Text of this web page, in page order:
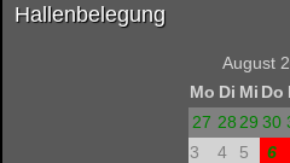
Hallenbelegung
August
Mo Di Mi Do
27 28 29 30
3
4 5 6